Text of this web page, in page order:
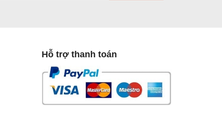
Hỗ trợ thanh toán